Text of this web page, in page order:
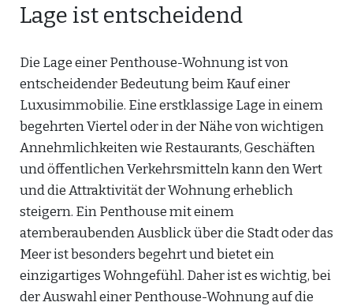
Lage ist entscheidend
Die Lage einer Penthouse-Wohnung ist von
entscheidender Bedeutung beim Kauf einer
Luxusimmobilie. Eine erstklassige Lage in einem
begehrten Viertel oder in der Nähe von wichtigen
Annehmlichkeiten wie Restaurants, Geschäften
und öffentlichen Verkehrsmitteln kann den Wert
und die Attraktivität der Wohnung erheblich
steigern. Ein Penthouse mit einem
atemberaubenden Ausblick über die Stadt oder das
Meer ist besonders begehrt und bietet ein
einzigartiges Wohngefühl. Daher ist es wichtig, bei
der Auswahl einer Penthouse-Wohnung auf die